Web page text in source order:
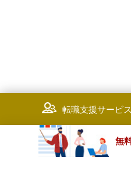
転職支援サービ
無